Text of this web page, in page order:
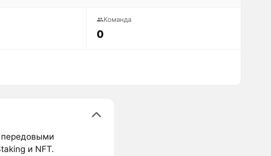
Команда
0
передовыми
и NFT.